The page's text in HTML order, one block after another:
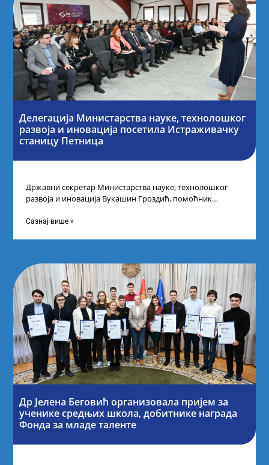
Делегација Министарства науке, технолошког
развоја и иновација посетила Истраживачку
станицу Петница
Државни секретар Министарства науке, технолошког
развоја и иновација Вукашин Гроздић, помоћник
промоцију
Сазнај више »
Др Јелена Беговић организовала пријем за
ученике средњих школа, добитнике награда
Фонда за младе таленте